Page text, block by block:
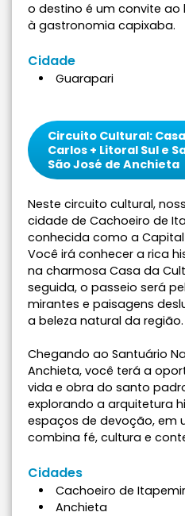
o destino é um convite ao
à gastronomia capixaba.
Cidade
Guarapari
Circuito Cultural:
Carlos + Litoral Sul e
São José de Anchieta
Neste circuito cultural,
cidade de Cachoeiro de
conhecida como a
Você irá conhecer a rica
na charmosa Casa da
seguida, o passeio será
mirantes e paisagens
a beleza natural da região.
Chegando ao Santuário
Anchieta, você terá a
vida e obra do santo
explorando a arquitetura
espaços de devoção, em
combina fé, cultura e
Cidades
Cachoeiro de
Anchieta